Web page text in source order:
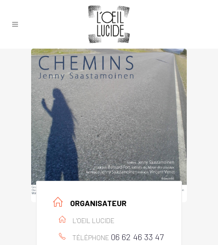
ORGANISATEUR
L'OEIL LUCIDE
TÉLÉPHONE 06 62 46 33 47